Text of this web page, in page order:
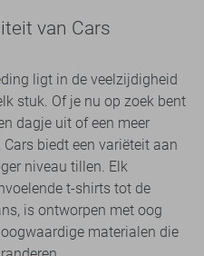
van Cars
ligt in de veelzijdigheid
stuk. Of je nu op zoek bent
dagje uit of een meer
biedt een variëteit aan
niveau tillen. Elk
t-shirts tot de
is ontworpen met oog
materialen die